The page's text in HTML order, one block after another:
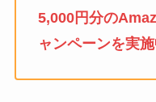
5,000円分の
ャンペーンを実